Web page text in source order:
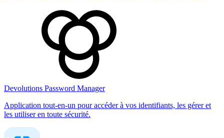
Devolutions Password Manager
Application tout-en-un pour accéder à vos identifiants, les gérer et
les utiliser en toute sécurité.